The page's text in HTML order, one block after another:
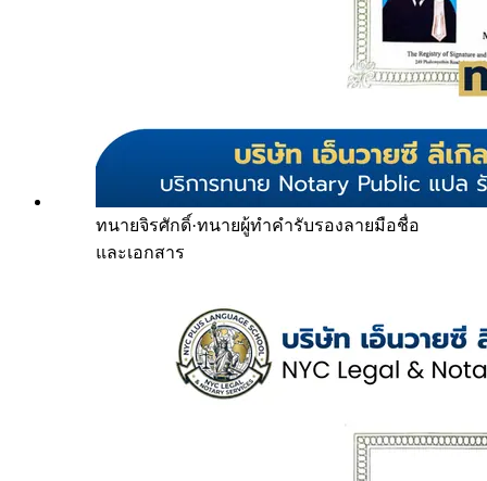
ทนายจิรศักดิ์·ทนายผู้ทำคำรับรองลายมือชื่อ
และเอกสาร